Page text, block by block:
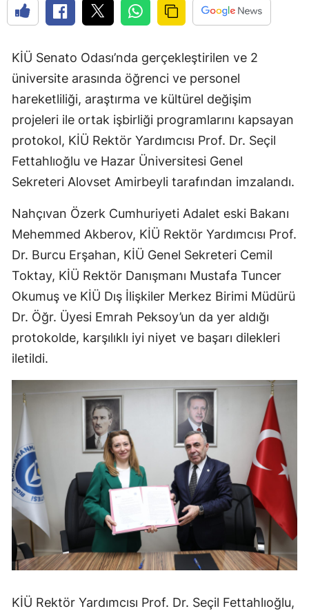
KİÜ Senato Odası’nda gerçekleştirilen ve 2
üniversite arasında öğrenci ve personel
hareketliliği, araştırma ve kültürel değişim
projeleri ile ortak işbirliği programlarını kapsayan
protokol, KİÜ Rektör Yardımcısı Prof. Dr. Seçil
Fettahlıoğlu ve Hazar Üniversitesi Genel
Sekreteri Alovset Amirbeyli tarafından imzalandı.
Nahçıvan Özerk Cumhuriyeti Adalet eski Bakanı
Mehemmed Akberov, KİÜ Rektör Yardımcısı Prof.
Dr. Burcu Erşahan, KİÜ Genel Sekreteri Cemil
Toktay, KİÜ Rektör Danışmanı Mustafa Tuncer
Okumuş ve KİÜ Dış İlişkiler Merkez Birimi Müdürü
Dr. Öğr. Üyesi Emrah Peksoy’un da yer aldığı
protokolde, karşılıklı iyi niyet ve başarı dilekleri
iletildi.
KİÜ Rektör Yardımcısı Prof. Dr. Seçil Fettahlıoğlu,